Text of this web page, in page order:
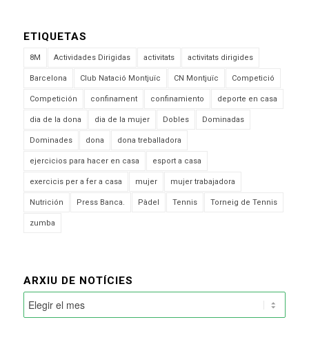
ETIQUETAS
8M Actividades Dirigidas activitats activitats dirigides
Barcelona Club Natació Montjuïc CN Montjuïc Competició
Competición confinament confinamiento deporte en casa
dia de la dona dia de la mujer Dobles Dominadas
Dominades dona dona treballadora
ejercicios para hacer en casa esport a casa
exercicis per a fer a casa mujer mujer trabajadora
Nutrición Press Banca. Pàdel Tennis Torneig de Tennis
zumba
ARXIU DE NOTÍCIES